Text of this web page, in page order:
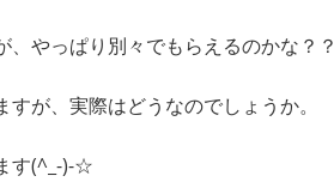
やっぱり別々でもらえるのかな？？
が、実際はどうなのでしょうか。
す(^_-)-☆